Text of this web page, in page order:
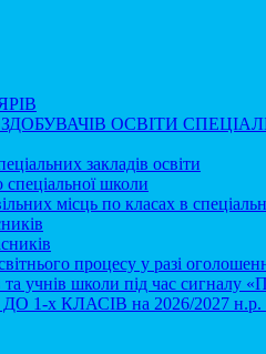
ОСВІТИ
закладів освіти
школи
місць по класах в
процесу у разі
учнів школи під час сигналу
КЛАСІВ на 2026/2027 н.р. (